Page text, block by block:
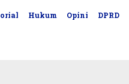
Hukum Opini DPRD